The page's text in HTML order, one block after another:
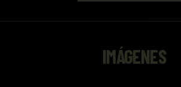
IMÁGENES